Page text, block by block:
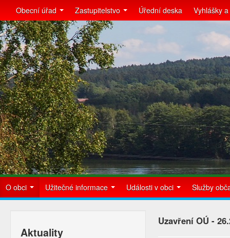
Obecní úřad Zastupitelstvo Úřední deska Vyhlášky
O obci Užitečné informace Události v obci Služby
Aktuality
Uzavření OÚ -